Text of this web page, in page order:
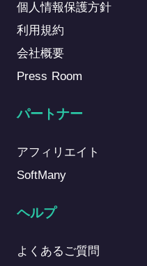
個人情報保護方針
利用規約
会社概要
Press Room
パートナー
アフィリエイト
SoftMany
ヘルプ
よくあるご質問